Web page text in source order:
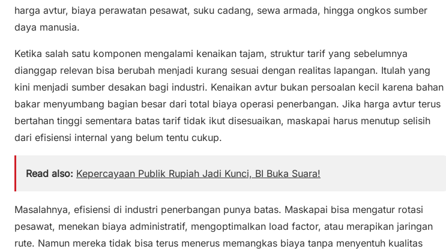
harga avtur, biaya perawatan pesawat, suku cadang, sewa armada, hingga ongkos sumber
daya manusia.
Ketika salah satu komponen mengalami kenaikan tajam, struktur tarif yang sebelumnya
dianggap relevan bisa berubah menjadi kurang sesuai dengan realitas lapangan. Itulah yang
kini menjadi sumber desakan bagi industri. Kenaikan avtur bukan persoalan kecil karena bahan
bakar menyumbang bagian besar dari total biaya operasi penerbangan. Jika harga avtur terus
bertahan tinggi sementara batas tarif tidak ikut disesuaikan, maskapai harus menutup selisih
dari efisiensi internal yang belum tentu cukup.
Read also: Kepercayaan Publik Rupiah Jadi Kunci, BI Buka Suara!
Masalahnya, efisiensi di industri penerbangan punya batas. Maskapai bisa mengatur rotasi
pesawat, menekan biaya administratif, mengoptimalkan load factor, atau merapikan jaringan
rute. Namun mereka tidak bisa terus menerus memangkas biaya tanpa menyentuh kualitas